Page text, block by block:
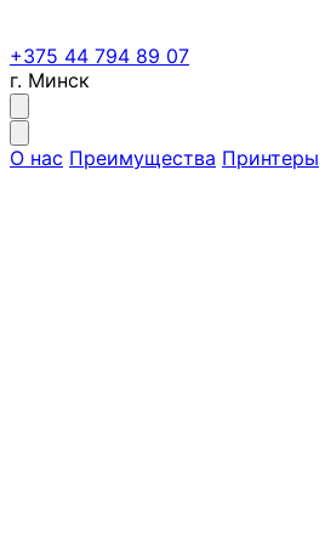
+375 44 794 89 07
г. Минск
О нас Преимущества Принтеры